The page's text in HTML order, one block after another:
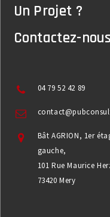
Un Projet ?
Contactez-nous
04 79 52 42 89
Bât AGRION, 1er
gauche,
101 Rue Maurice
73420 Mery